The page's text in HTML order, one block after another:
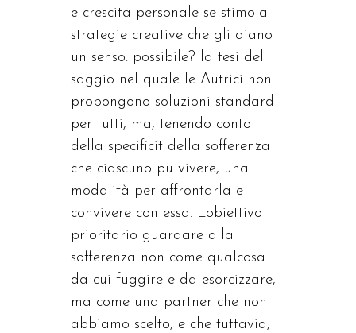
e crescita personale se stimola
strategie creative che gli diano
un senso. possibile? la tesi del
saggio nel quale le Autrici non
propongono soluzioni standard
per tutti, ma, tenendo conto
della specificit della sofferenza
che ciascuno pu vivere, una
modalità per affrontarla e
convivere con essa. Lobiettivo
prioritario guardare alla
sofferenza non come qualcosa
da cui fuggire e da esorcizzare,
ma come una partner che non
abbiamo scelto, e che tuttavia,